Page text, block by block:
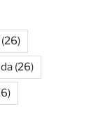
(26)
(26)